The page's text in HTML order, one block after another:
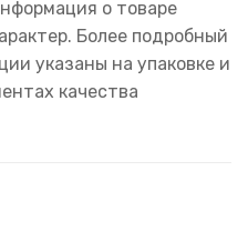
о товаре
Более подробный
указаны на упаковке и
качества